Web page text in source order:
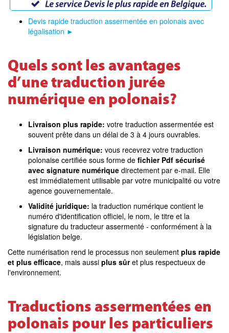
Devis rapide traduction assermentée en polonais avec
légalisation ►
Quels sont les avantages
d’une traduction jurée
numérique en polonais?
Livraison plus rapide: votre traduction assermentée est
souvent prête dans un délai de 3 à 4 jours ouvrables.
Livraison numérique: vous recevrez votre traduction
polonaise certifiée sous forme de fichier Pdf sécurisé
avec signature numérique directement par e-mail. Elle
est immédiatement utilisable par votre municipalité ou votre
agence gouvernementale.
Validité juridique: la traduction numérique contient le
numéro d'identification officiel, le nom, le titre et la
signature du traducteur assermenté - conformément à la
législation belge.
Cette numérisation rend le processus non seulement plus rapide
et plus efficace, mais aussi plus sûret plus respectueux de
l'environnement.
Traductions assermentées en
polonais pour les particuliers